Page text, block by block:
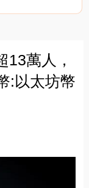
萬人，
:以太坊幣